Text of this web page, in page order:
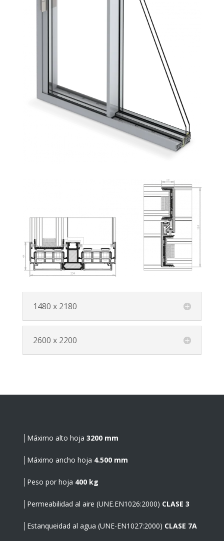
1480 x 2180
2600 x 2200
│Máximo alto hoja 3200 mm
│Máximo ancho hoja 4.500 mm
│Peso por hoja 400 kg
│Permeabilidad al aire (UNE.EN1026:2000) CLASE 3
│Estanqueidad al agua (UNE-EN1027:2000) CLASE 7A